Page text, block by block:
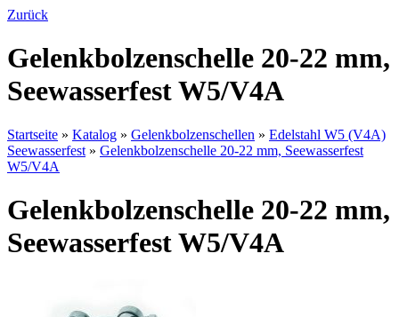
Zurück
Gelenkbolzenschelle 20-22 mm,
Seewasserfest W5/V4A
Startseite » Katalog » Gelenkbolzenschellen » Edelstahl W5 (V4A)
Seewasserfest » Gelenkbolzenschelle 20-22 mm, Seewasserfest
W5/V4A
Gelenkbolzenschelle 20-22 mm,
Seewasserfest W5/V4A